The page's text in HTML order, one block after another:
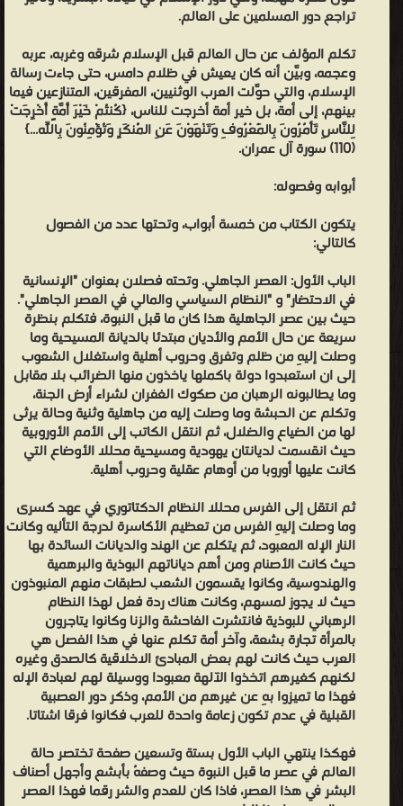
❝ ❞ قصص من التاريخ الإسلامي للأطفال ❝ ❞ سيرة خاتم النبيين صلى
الله عليه وسلم ❝ ❞ رجال الفكر والدعوة في الإسلام ❝ ❞ حسن البنا -
مذكرات الدعوة والداعية ❝ ❞ القراءة الراشدة لتعليم اللغة العربية فى
المدارس الإسلامية ❝ ❞ القراءة الراشدة لتعليم اللغة العربية والثقافة
الإسلامية ❝ ❞ مختارات من أدب العرب قسم النثر ❝ ❞ مذكرات سائح في
الشرق العربي ❝ الناشرين : ❞ دار الشروق للنشر والتوزيع: مصر - لبنان ❝ ❞
والنشر بسوريا ❝ ❞ دار الكتاب العربي ❝ ❞ دار الهلال ❝ ❞ دار ابن كثير ❝ ❞
دار السلام للطباعة والنشر والتوزيع والترجمة ❝ ❞ دار الهدي للطباعة
والنشر والتوزيع ❝ ❞ دار الصحوة للنشر ❝ ❞ مكتبة الإيمان ❝ ❞ دار الفتح ❝
الإرشاد ❝ ❞ دار المجتمع للنشر والتوزيع - جدة ❝ ❞ دار الندوة للطباعة
والنشر والتوزيع ❝ ❞ المجمع الأسلامي العلمي ❝ ❞ الدار السعودية للنشر
❝ ❞ الأكاديمية الإسلامية ❝ ❞ إحياء التراث الإسلامي-قطر- ❝ ❞
مطبوعات المجمع العلمي العربي بدمشق ❝ ❞ دار عرفات ❝ ❞ مكتبة
السداوي للنشر والتويع ❝ ❞ دار افاق الغد ❝ ❱
من الدعوة والدعاة الدعوة والدفاع عن الإسلام - مكتبة كتب إسلامية.
تراجع دور المسلمين على العالم.
تكلم المؤلف عن حال العالم قبل الإسلام شرقه وغربه، عربه
وعجمه، وبيَّن أنه كان يعيش في ظلام دامس، حتى جاءت رسالة
الإسلام، والتي حوَّلت العرب الوثنيين، المفرقين، المتنازعين فيما
بينهم، إلى أمة، بل خير أمة أخرجت للناس، {كُنتُمْ خَيْرَ أُمَّةٍ أُخْرِجَتْ
لِلنَّاسِ تَأْمُرُونَ بِالْمَعْرُوفِ وَتَنْهَوْنَ عَنِ الْمُنكَرِ وَتُؤْمِنُونَ بِاللّهِ...}
(110) سورة آل عمران.
أبوابه وفصوله:
يتكون الكتاب من خمسة أبواب، وتحتها عدد من الفصول
كالتالي:
الباب الأول: العصر الجاهلي. وتحته فصلان بعنوان "الإنسانية
في الاحتضار" و "النظام السياسي والمالي في العصر الجاهلي".
حيث بين عصر الجاهلية هذا كان ما قبل النبوة، فتكلم بنظرة
سريعة عن حال الأمم والأديان مبتدئا بالديانة المسيحية وما
وصلت إليهِ من ظلم وتفرق وحروب أهلية واستغلال الشعوب
إلى ان استعبدوا دولة باكملها ياخذون منها الضرائب بلا مقابل
وما يطالبونه الرهبان من صكوك الغفران لشراء أرض الجنة،
وتكلم عن الحبشة وما وصلت إليه من جاهلية وثنية وحالة يرثى
لها من الضياع والضلال، ثم انتقل الكاتب إلى الأمم الأوروبية
حيث انقسمت لديانتان يهودية ومسيحية محللا الأوضاع التي
كانت عليها أوروبا من أوهام عقلية وحروب أهلية.
ثم انتقل إلى الفرس محللا النظام الدكتاتوري في عهد كسرى
وما وصلت إليهِ الفرس من تعظيم الأكاسرة لدرجة التأليه وكانت
النار الإله المعبود، ثم يتكلم عن الهند والديانات السائدة بها
حيث كانت الأصنام ومن أهم دياناتهم البوذية والبرهمية
والهندوسية، وكانوا يقسمون الشعب لطبقات منهم المنبوذون
حيث لا يجوز لمسهم، وكانت هناك ردة فعل لهذا النظام
الرهباني للبوذية فانتشرت الفاحشة والزنا وكانوا يتاجرون
بالمرأة تجارة بشعة، وآخر أمة تكلم عنها في هذا الفصل هي
العرب حيث كانت لهم بعض المبادئ الاخلاقية كالصدق وغيره
لكنهم كغيرهم اتخذوا الآلهة معبودا ووسيلة لهم لعبادة الإله
فهذا ما تميزوا بهِ عن غيرهم من الأمم، وذكر دور العصبية
القبلية في عدم تكون زعامة واحدة للعرب فكانوا فرقا اشتاتا.
فهكذا ينتهي الباب الأول بستة وتسعين صفحة تختصر حالة
العالم في عصر ما قبل النبوة حيث وصفهُ بأبشع وأجهل أصناف
البشر في هذا العصر، فاذا كان للعدم والشر رقما فهذا العصر